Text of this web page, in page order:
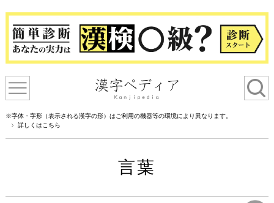
※字体・字形（表示される漢字の形）はご利用の機器等の環境により異なります。
詳しくはこちら
言葉